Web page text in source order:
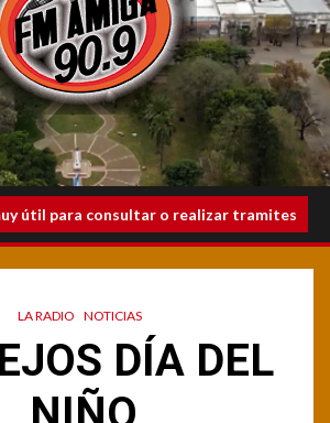
útil para consultar o realizar tramites
LA RADIO NOTICIAS
DÍA DEL